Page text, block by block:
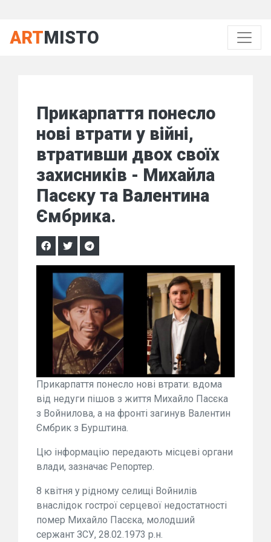
ARTMISTO
Прикарпаття понесло
нові втрати у війні,
втративши двох своїх
захисників - Михайла
Пасєку та Валентина
Ємбрика.
Прикарпаття понесло нові втрати: вдома
від недуги пішов з життя Михайло Пасєка
з Войнилова, а на фронті загинув Валентин
Ємбрик з Бурштина.
Цю інформацію передають місцеві органи
влади, зазначає Репортер.
8 квітня у рідному селищі Войнилів
внаслідок гострої серцевої недостатності
помер Михайло Пасєка, молодший
сержант ЗСУ, 28.02.1973 р.н.